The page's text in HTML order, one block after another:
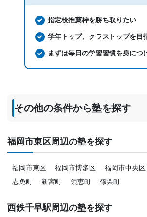
指定校推薦枠を勝ち取りたい
学年トップ、クラストップを目
まずは毎日の学習習慣を身につ
その他の条件から塾を探す
福岡市東区周辺の塾を探す
福岡市東区 福岡市博多区 福岡市中央区
志免町
新宮町 須恵町 篠栗町
西鉄千早駅周辺の塾を探す